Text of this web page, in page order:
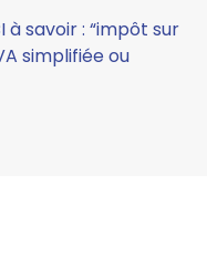
à savoir : “impôt sur
simplifiée ou